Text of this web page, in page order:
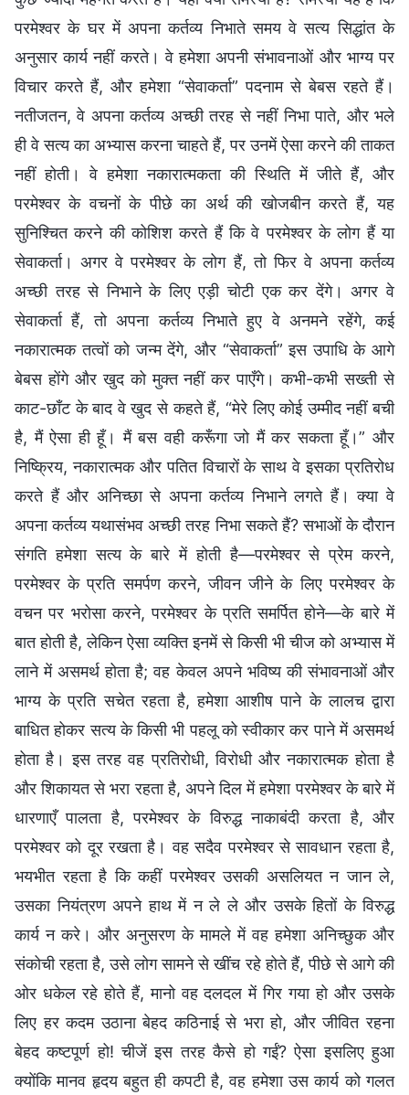
परमेश्वर के घर में अपना कर्तव्य निभाते समय वे सत्य सिद्धांत के
अनुसार कार्य नहीं करते। वे हमेशा अपनी संभावनाओं और भाग्य पर
विचार करते हैं, और हमेशा “सेवाकर्ता” पदनाम से बेबस रहते हैं।
नतीजतन, वे अपना कर्तव्य अच्छी तरह से नहीं निभा पाते, और भले
ही वे सत्य का अभ्यास करना चाहते हैं, पर उनमें ऐसा करने की ताकत
नहीं होती। वे हमेशा नकारात्मकता की स्थिति में जीते हैं, और
परमेश्वर के वचनों के पीछे का अर्थ की खोजबीन करते हैं, यह
सुनिश्चित करने की कोशिश करते हैं कि वे परमेश्वर के लोग हैं या
सेवाकर्ता। अगर वे परमेश्वर के लोग हैं, तो फिर वे अपना कर्तव्य
अच्छी तरह से निभाने के लिए एड़ी चोटी एक कर देंगे। अगर वे
सेवाकर्ता हैं, तो अपना कर्तव्य निभाते हुए वे अनमने रहेंगे, कई
नकारात्मक तत्वों को जन्म देंगे, और “सेवाकर्ता” इस उपाधि के आगे
बेबस होंगे और खुद को मुक्त नहीं कर पाएँगे। कभी-कभी सख्ती से
काट-छाँट के बाद वे खुद से कहते हैं, “मेरे लिए कोई उम्मीद नहीं बची
है, मैं ऐसा ही हूँ। मैं बस वही करूँगा जो मैं कर सकता हूँ।” और
निष्क्रिय, नकारात्मक और पतित विचारों के साथ वे इसका प्रतिरोध
करते हैं और अनिच्छा से अपना कर्तव्य निभाने लगते हैं। क्या वे
अपना कर्तव्य यथासंभव अच्छी तरह निभा सकते हैं? सभाओं के दौरान
संगति हमेशा सत्य के बारे में होती है—परमेश्वर से प्रेम करने,
परमेश्वर के प्रति समर्पण करने, जीवन जीने के लिए परमेश्वर के
वचन पर भरोसा करने, परमेश्वर के प्रति समर्पित होने—के बारे में
बात होती है, लेकिन ऐसा व्यक्ति इनमें से किसी भी चीज को अभ्यास में
लाने में असमर्थ होता है; वह केवल अपने भविष्य की संभावनाओं और
भाग्य के प्रति सचेत रहता है, हमेशा आशीष पाने के लालच द्वारा
बाधित होकर सत्य के किसी भी पहलू को स्वीकार कर पाने में असमर्थ
होता है। इस तरह वह प्रतिरोधी, विरोधी और नकारात्मक होता है
और शिकायत से भरा रहता है, अपने दिल में हमेशा परमेश्वर के बारे में
धारणाएँ पालता है, परमेश्वर के विरुद्ध नाकाबंदी करता है, और
परमेश्वर को दूर रखता है। वह सदैव परमेश्वर से सावधान रहता है,
भयभीत रहता है कि कहीं परमेश्वर उसकी असलियत न जान ले,
उसका नियंत्रण अपने हाथ में न ले ले और उसके हितों के विरुद्ध
कार्य न करे। और अनुसरण के मामले में वह हमेशा अनिच्छुक और
संकोची रहता है, उसे लोग सामने से खींच रहे होते हैं, पीछे से आगे की
ओर धकेल रहे होते हैं, मानो वह दलदल में गिर गया हो और उसके
लिए हर कदम उठाना बेहद कठिनाई से भरा हो, और जीवित रहना
बेहद कष्टपूर्ण हो! चीजें इस तरह कैसे हो गईं? ऐसा इसलिए हुआ
क्योंकि मानव हृदय बहुत ही कपटी है, वह हमेशा उस कार्य को गलत